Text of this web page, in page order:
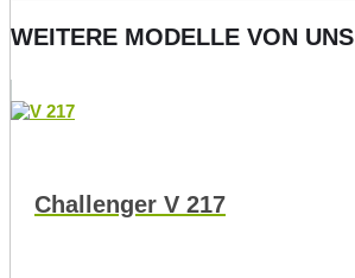
WEITERE MODELLE VON UNS
Challenger V 217